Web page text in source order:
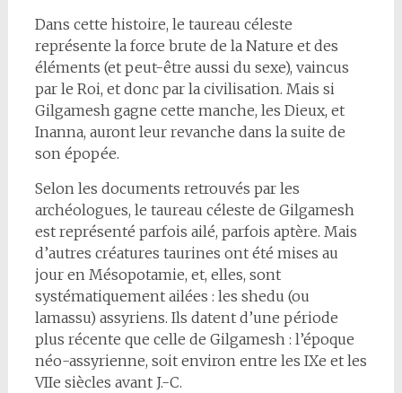
Dans cette histoire, le taureau céleste
représente la force brute de la Nature et des
éléments (et peut-être aussi du sexe), vaincus
par le Roi, et donc par la civilisation. Mais si
Gilgamesh gagne cette manche, les Dieux, et
Inanna, auront leur revanche dans la suite de
son épopée.
Selon les documents retrouvés par les
archéologues, le taureau céleste de Gilgamesh
est représenté parfois ailé, parfois aptère. Mais
d’autres créatures taurines ont été mises au
jour en Mésopotamie, et, elles, sont
systématiquement ailées : les shedu (ou
lamassu) assyriens. Ils datent d’une période
plus récente que celle de Gilgamesh : l’époque
néo-assyrienne, soit environ entre les IXe et les
VIIe siècles avant J.-C.